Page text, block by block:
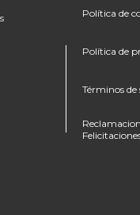
Política de
Política de
Términos de